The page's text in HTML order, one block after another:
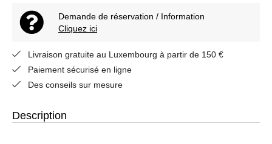
Demande de réservation / Information
Cliquez ici
Livraison gratuite au Luxembourg à partir de 150 €
Paiement sécurisé en ligne
Des conseils sur mesure
Description